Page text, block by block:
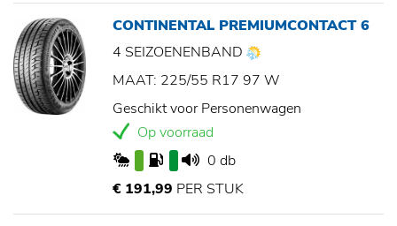
CONTINENTAL PREMIUMCONTACT 6
4 SEIZOENENBAND
MAAT: 225/55 R17 97 W
Geschikt voor Personenwagen
Op voorraad
0 db
€ 191,99 PER STUK